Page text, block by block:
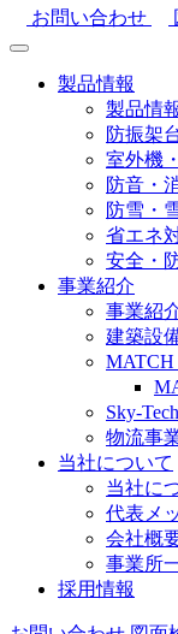
お問い合わせ
製品情報
製品情
防振架
室外機
防音・
防雪・
省エネ
安全・
事業紹介
事業紹
建築設
Sky-
物流事
当社について
当社に
代表メ
会社概
事業所
採用情報